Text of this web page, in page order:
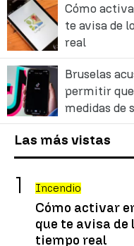
Cómo
te avisa de
real
Bruselas
permitir
medidas de
Las más vistas
Incendio
Cómo activar
que te avisa
tiempo real